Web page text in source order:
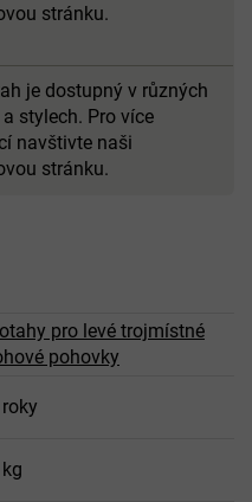
stránku.
je dostupný v různých
stylech. Pro více
navštivte naši
stránku.
pro levé trojmístné
pohovky